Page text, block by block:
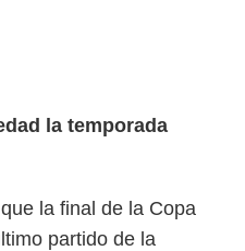
la temporada
la final de la Copa
partido de la